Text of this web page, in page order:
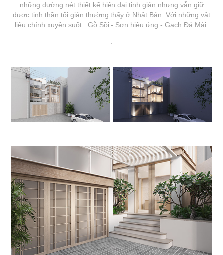
những đường nét thiết kế hiện đại tinh giản nhưng vẫn giữ
được tinh thần tối giản thường thấy ở Nhật Bản. Với những vật
liệu chính xuyên suốt : Gỗ Sồi - Sơn hiệu ứng - Gạch Đá Mài.
.